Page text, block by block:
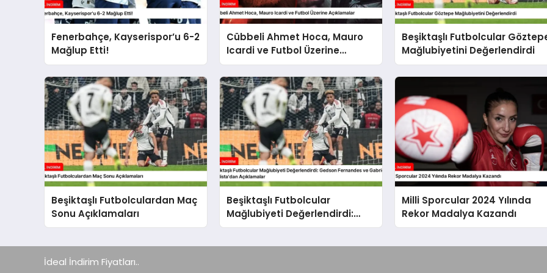
Fenerbahçe, Kayserispor’u 6-2
Mağlup Etti!
Cübbeli Ahmet Hoca, Mauro
Icardi ve Futbol Üzerine
Açıklamalar
Beşiktaşlı Futbolcular
Mağlubiyetini Değerlendirdi
Beşiktaşlı Futbolculardan Maç
Sonu Açıklamaları
Beşiktaşlı Futbolcular
Mağlubiyeti Değerlendirdi:
Gedson Fernandes ve Gabriel
Milli Sporcular 2024 Yılında
Rekor Madalya Kazandı
İdeal İndirim Fiyatları..